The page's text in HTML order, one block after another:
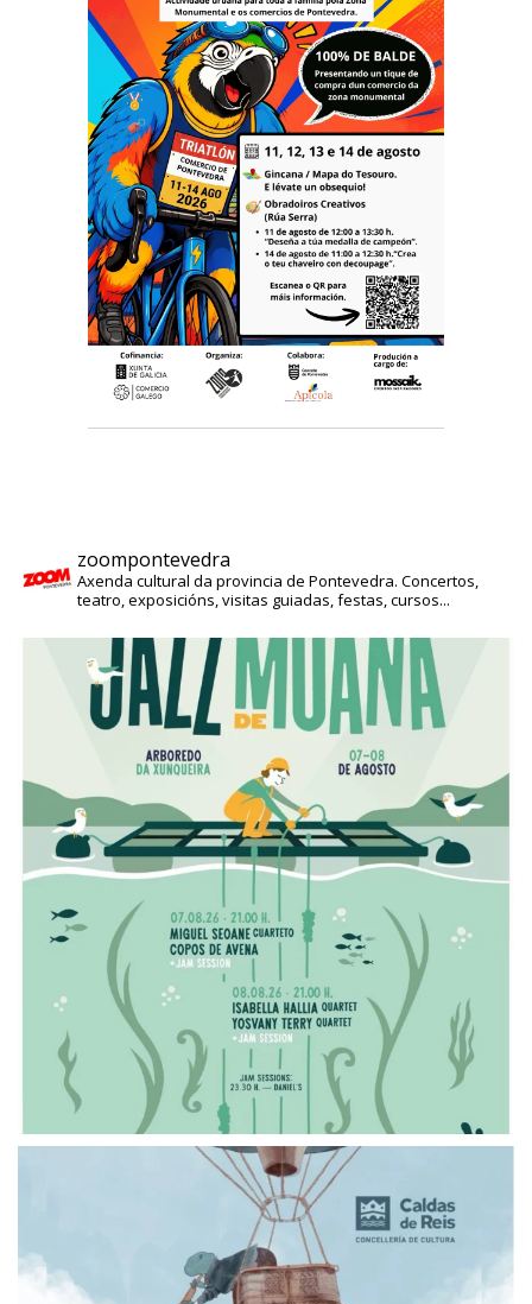
zoompontevedra
Axenda cultural da provincia de Pontevedra. Concertos,
teatro, exposicións, visitas guiadas, festas, cursos...